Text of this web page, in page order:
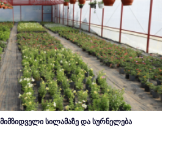
სილამაზე და სურნელება